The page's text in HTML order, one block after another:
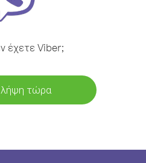
έχετε Viber;
τώρα